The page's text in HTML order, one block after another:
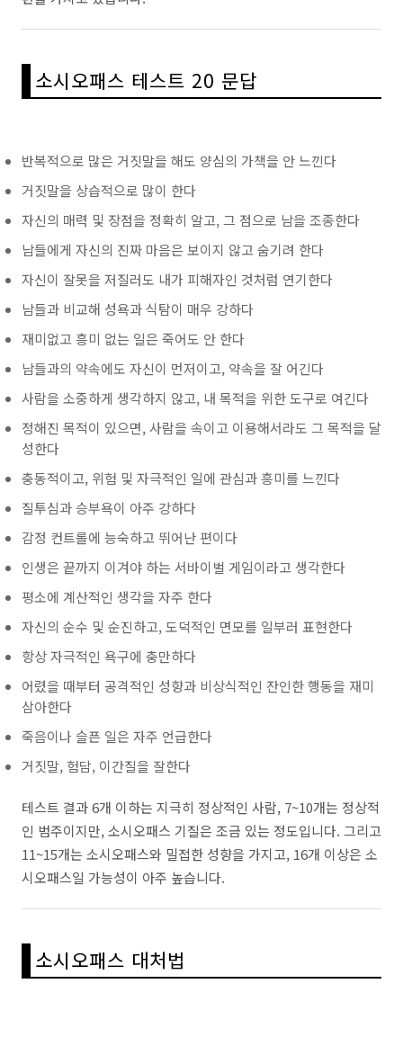
소시오패스 테스트 20 문답
반복적으로 많은 거짓말을 해도 양심의 가책을 안 느낀다
거짓말을 상습적으로 많이 한다
자신의 매력 및 장점을 정확히 알고, 그 점으로 남을 조종한다
남들에게 자신의 진짜 마음은 보이지 않고 숨기려 한다
자신이 잘못을 저질러도 내가 피해자인 것처럼 연기한다
남들과 비교해 성욕과 식탐이 매우 강하다
재미없고 흥미 없는 일은 죽어도 안 한다
남들과의 약속에도 자신이 먼저이고, 약속을 잘 어긴다
사람을 소중하게 생각하지 않고, 내 목적을 위한 도구로 여긴다
정해진 목적이 있으면, 사람을 속이고 이용해서라도 그 목적을 달
성한다
충동적이고, 위험 및 자극적인 일에 관심과 흥미를 느낀다
질투심과 승부욕이 아주 강하다
감정 컨트롤에 능숙하고 뛰어난 편이다
인생은 끝까지 이겨야 하는 서바이벌 게임이라고 생각한다
평소에 계산적인 생각을 자주 한다
자신의 순수 및 순진하고, 도덕적인 면모를 일부러 표현한다
항상 자극적인 욕구에 충만하다
어렸을 때부터 공격적인 성향과 비상식적인 잔인한 행동을 재미
삼아한다
죽음이나 슬픈 일은 자주 언급한다
거짓말, 험담, 이간질을 잘한다
테스트 결과 6개 이하는 지극히 정상적인 사람, 7~10개는 정상적
인 범주이지만, 소시오패스 기질은 조금 있는 정도입니다. 그리고
11~15개는 소시오패스와 밀접한 성향을 가지고, 16개 이상은 소
시오패스일 가능성이 아주 높습니다.
소시오패스 대처법